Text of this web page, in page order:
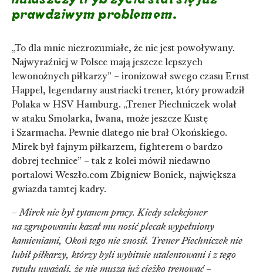
prawdziwym problemem.
„To dla mnie niezrozumiałe, że nie jest powoływany.
Najwyraźniej w Polsce mają jeszcze lepszych
lewonożnych piłkarzy” – ironizował swego czasu Ernst
Happel, legendarny austriacki trener, który prowadził
Polaka w HSV Hamburg. „Trener Piechniczek wolał
w ataku Smolarka, Iwana, może jeszcze Kustę
i Szarmacha. Pewnie dlatego nie brał Okońskiego.
Mirek był fajnym piłkarzem, fighterem o bardzo
dobrej technice” – tak z kolei mówił niedawno
portalowi Weszło.com Zbigniew Boniek, największa
gwiazda tamtej kadry.
–Mirek nie był tytanem pracy. Kiedy selekcjoner
na zgrupowaniu kazał mu nosić plecak wypełniony
kamieniami, Okoń tego nie znosił. Trener Piechniczek nie
lubił piłkarzy, którzy byli wybitnie utalentowani i z tego
tytułu uważali, że nie muszą już ciężko trenować–